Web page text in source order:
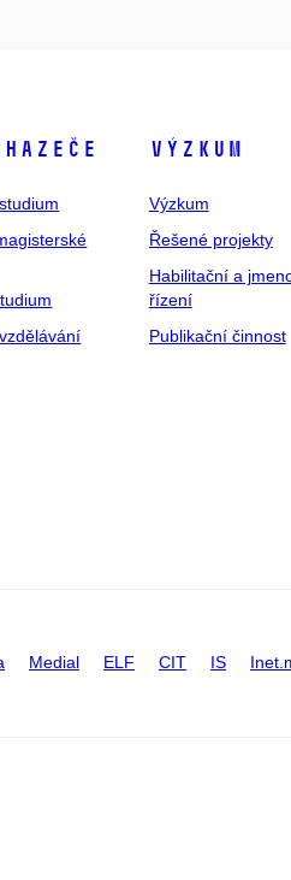
Výzkum
Výzkum
Řešené projekty
Habilitační a
řízení
Publikační činnost
Medial ELF CIT IS